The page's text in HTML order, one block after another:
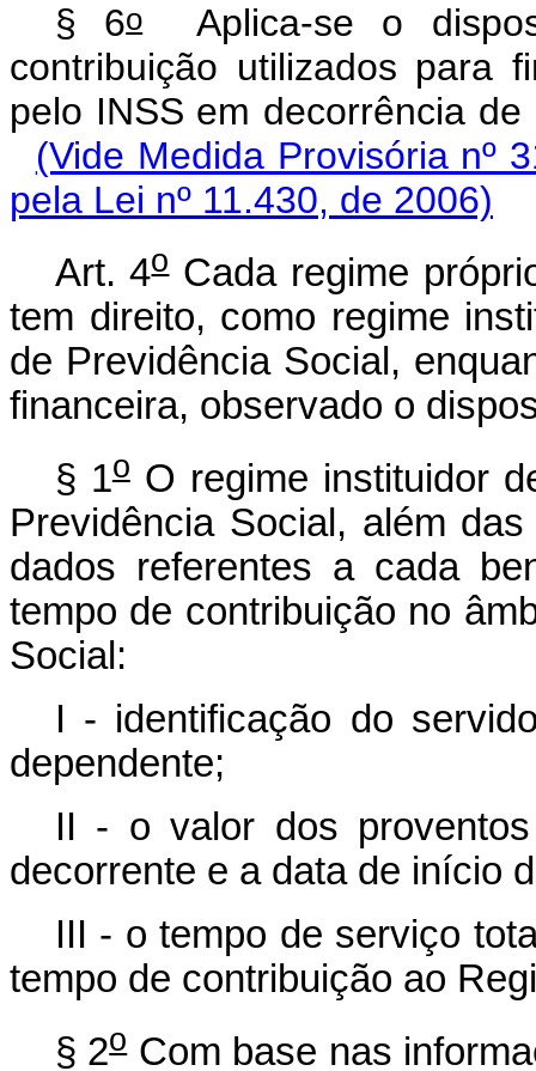
§ 6oAplica-se o
contribuição utilizados para
pelo INSS em
(Vide Medida Provisória nº
pela Lei nº 11.430, de 2006)
Art. 4oCada regime
tem direito, como regime
de Previdência Social,
financeira, observado o
§ 1oO regime instituidor
Previdência Social, além
dados referentes a cada
tempo de contribuição no
Social:
I - identificação do
dependente;
II - o valor dos
decorrente e a data de início
III - o tempo de serviço
tempo de contribuição ao
§ 2oCom base nas